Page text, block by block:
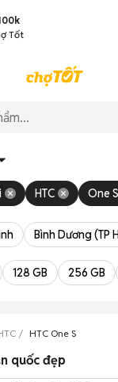
Tốt
HTC One S
Bình Dương (TP
128 GB 256 GB
HTC One S
quốc đẹp